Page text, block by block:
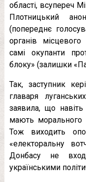
області, всупереч
Плотницький
(попереднє
органів
самі окупанти
блоку» (залишки
Так, заступник
главаря
заявила, що
мають морального
Тож виходить
«електоральну
Донбасу не
українськими